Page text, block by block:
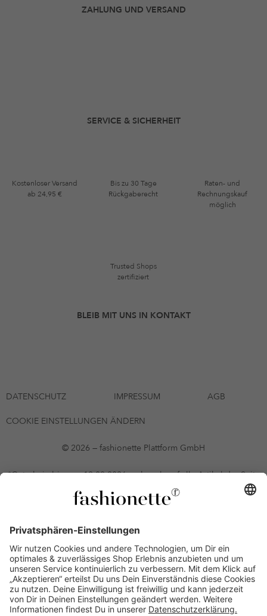
ZAHLUNG UND VERSAND
SERVICE & SICHERHEIT
Kostenloser Versand
ab 24,95 €
Bis zu 30 Tage
Rückgaberecht
Raten- und
Rechnungskauf
möglich
Trusted Shops
zertifiziert
BLEIB MIT UNS IN KONTAKT
DATENSCHUTZ IMPRESSUM AGB
COOKIE EINSTELLUNGEN ÄNDERN
© 2026 — fashionette Plattform GmbH
*Gutschein bis zum 12.08.2026 mehrmals auf alle Artikel der Seite
fashionette.at/selected-styles anwendbar. Es gelten die in den AGB
§9 festgelegten Bedingungen.
vorausgesetzt, alle Preise inkl. MwSt. und ohne Versandkosten. Bei
Ratenkäufen kann die letzte Rate geringfügig abweichen. Die
Anzahl der Raten und die jeweilige Verfügbarkeit von
Zahlungsmethoden kann variieren. Die Prominenten, die
namentlich genannt oder dargestellt werden, haben keine der auf
der Website angebotenen Artikel anerkannt, empfohlen oder
befürwortet. Lieferungen sind nur an Lieferadressen in Österreich